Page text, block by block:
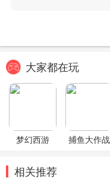
大家都在玩
梦幻西游 捕鱼大作战
相关推荐